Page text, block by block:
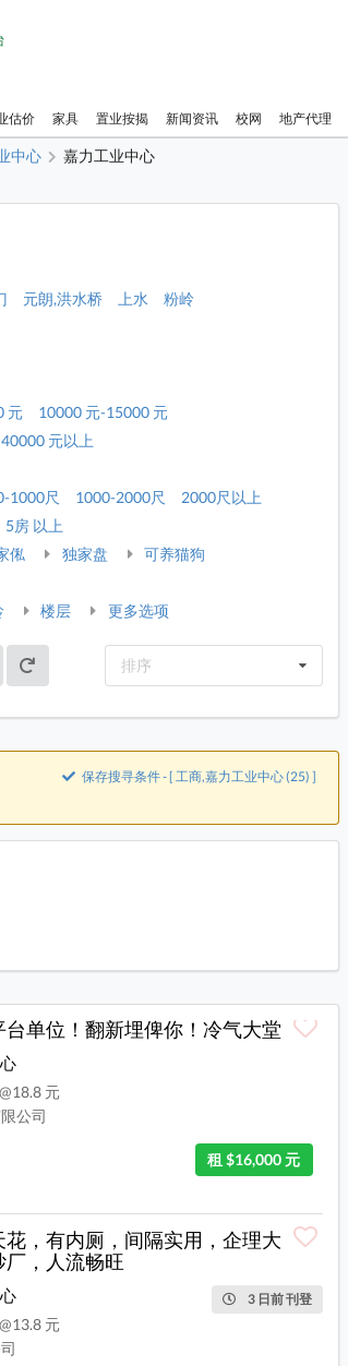
估价 家具 置业按揭 新闻资讯 校网 地产代理
中心 嘉力工业中心
元朗,洪水桥 上水
粉岭
元
10000 元-15000 元
40000 元以上
1000尺 1000-2000尺
2000尺以上
5房 以上
俬 独家盘
可养猫狗
楼层 更多选项
排序
保存搜寻条件 - [ 工商,嘉力工业中心 (25) ]
单位！翻新埋俾你！冷气大堂
@18.8 元
公司
租 $16,000 元
，有内厕，间隔实用，企理大
，人流畅旺
3 日前 刊登
@13.8 元